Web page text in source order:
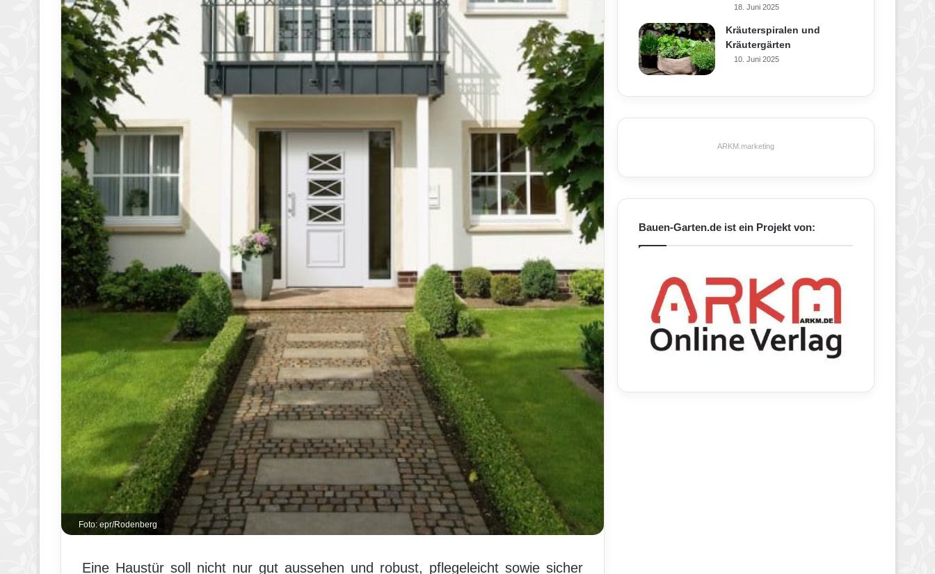
Foto: epr/Rodenberg
Eine Haustür soll nicht nur gut aussehen und robust, pflegeleicht sowie sicher
18. Juni 2025
Kräuterspiralen und
Kräutergärten
10. Juni 2025
ARKM.marketing
Bauen-Garten.de ist ein Projekt von: